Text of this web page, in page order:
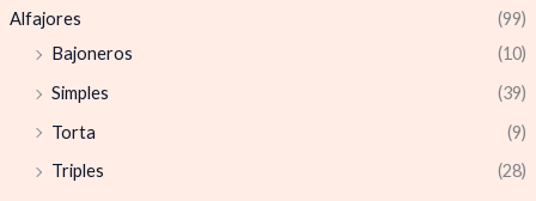
Alfajores
(99)
Bajoneros
(10)
Simples
(39)
Torta
(9)
Triples
(28)